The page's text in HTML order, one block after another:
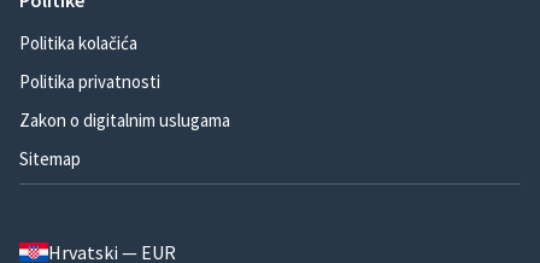
Politika kolačića
Politika privatnosti
Zakon o digitalnim uslugama
Sitemap
Hrvatski — EUR